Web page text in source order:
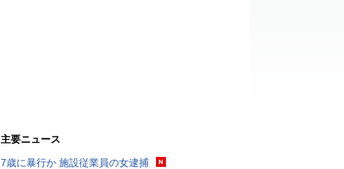
主要ニュース
7歳に暴行か 施設従業員の女逮捕